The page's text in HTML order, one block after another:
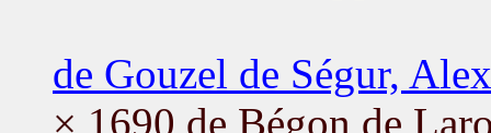
de Gouzel de Ségur,
× 1690 de Bégon de